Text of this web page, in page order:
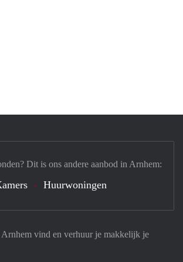
vind en verhuur je makkelijk je
Dit is ons andere aanbod in Arnhem:
Huurwoningen